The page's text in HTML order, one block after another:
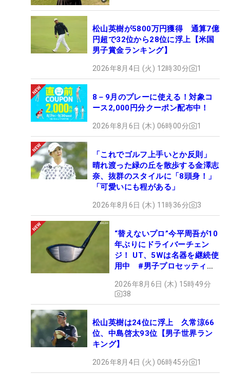
2024年の「PNC選手権」では息子のチャーリーとのタッグで快進撃をみ
せたタイガー・ウッズだったが、惜しくもプレーオフでベルンハルト・
ランガー親子に敗れた。近いうちに米シニアツアーでもこんなシーンを
見られるかも （撮影：GettyImages）
かといってPGAツアーで実績のある選手が、50歳に
なっていきなり勝つかと思ったらそうでもない。そ
れくらいレベルは高いですね。そんな中でフィル・
ミケルソンは2020年にシニアデビューすると、6試
合で4勝と無双しました。今はLIVゴルフに移籍して
出ていませんが、シニアで自信をつけて21年には
「全米プロ」でメジャー6勝目（50歳でのメジャー
勝利は最年長記録）を挙げました。
一方、PGAツアーでミケルソンと優勝争いを繰り広
げてきたタイガー・ウッズも、12月に50歳の誕生日
を迎えます。シニアツアーはカートを使って移動で
きるから足の問題もありませんし（度重なるヒザや
腰の手術に加え、今年3月にアキレス腱を断裂）、
試合勘もしっかり戻せる。タイガーもミケルソンの
ようなやり方で、メジャー勝利を狙っているんじゃ
ないかと思います。
それでは、今年活躍している選手に加えて、私が個
人的に注目している選手を紹介しましょう。
【藤田寛之の前に立ちはだかる“凄オジ”たち】
ミゲル・アンヘル・ヒメネスはグリーン上が安定
して今季大ブレイク！
松山英樹が5800万円獲得 通算7億
円超で32位から28位に浮上【米国
男子賞金ランキング】
2026年8月4日 (火) 12時30分 1
8－9月のプレーに使える！対象コ
ース2,000円分クーポン配布中！
2026年8月6日 (木) 06時00分 1
「これでゴルフ上手いとか反則」
晴れ渡った緑の丘を散歩する金澤志
奈、抜群のスタイルに「8頭身！」
「可愛いにも程がある」
2026年8月6日 (木) 11時36分 3
“替えないプロ”今平周吾が10
年ぶりにドライバーチェン
ジ！ UT、5Wは名器を継続使
用中 #男子プロセッティン
2026年8月6日 (木) 15時49分
38
松山英樹は24位に浮上 久常涼66
位、中島啓太93位【男子世界ラン
キング】
2026年8月4日 (火) 06時45分 1